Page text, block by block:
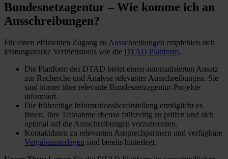
Bundesnetzagentur – Wie komme ich an
Ausschreibungen?
Für einen effizienten Zugang zu Ausschreibungen empfehlen sich
leistungsstarke Vertriebstools wie die DTAD Plattform.
Die Plattform des DTAD bietet einen automatisierten Ansatz
zur Recherche und Analyse relevanter Ausschreibungen. Sie
sind immer über relevante Bundesnetzagentur-Projekte
informiert.
Die frühzeitige Informationsbereitstellung ermöglicht es
Ihnen, Ihre Teilnahme ebenso frühzeitig zu prüfen und sich
optimal auf die Ausschreibungen vorzubereiten.
Kontaktdaten zu relevanten Ansprechpartnern und verfügbare
Vergabeunterlagen sind bereits hinterlegt.